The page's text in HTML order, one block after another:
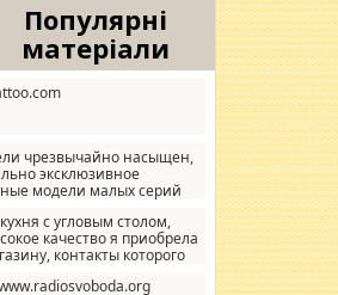
Популярні
матеріали
чрезвычайно насыщен,
эксклюзивное
модели малых серий
формы, в MebelOk,
вкусом все в порядке,
мебель, а это не
с угловым столом,
качество я приобрела
контакты которого